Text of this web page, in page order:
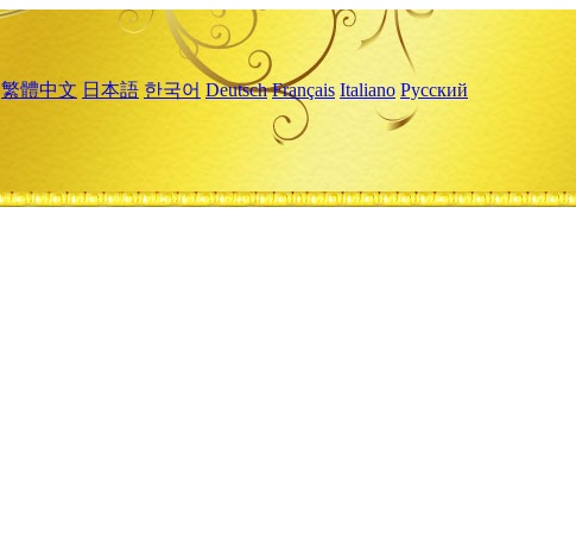
繁體中文 日本語 한국어 Deutsch Français Italiano Русский